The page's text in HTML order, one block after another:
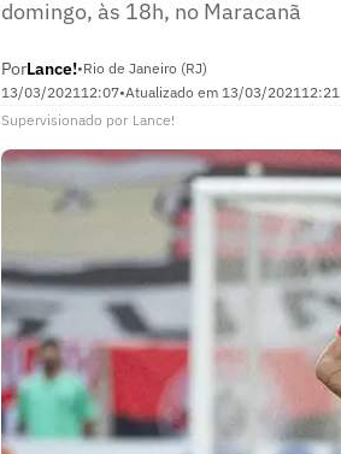
domingo, às 18h, no Maracanã
PorLance!•Rio de Janeiro (RJ)
13/03/202112:07•Atualizado em 13/03/202112:21
Supervisionado por Lance!